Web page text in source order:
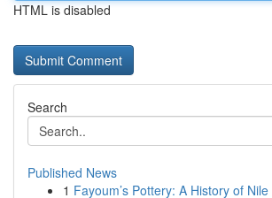
HTML is disabled
Search
Published News
1 Fayoum’s Pottery: A History of Nile